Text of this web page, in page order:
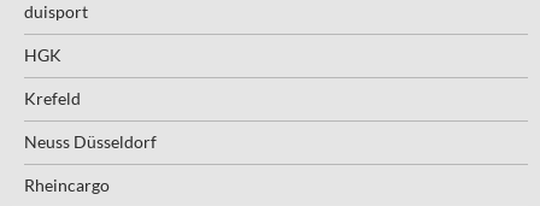
duisport
HGK
Krefeld
Neuss Düsseldorf
Rheincargo